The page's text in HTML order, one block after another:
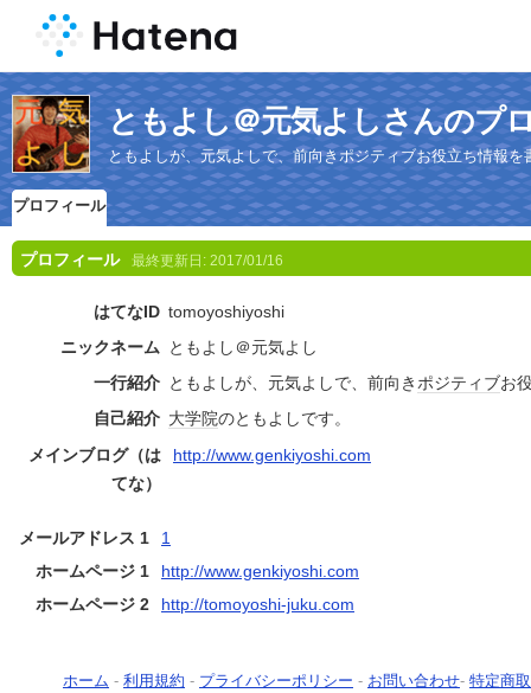
ともよし＠元気よしさんのプ
ともよしが、元気よしで、前向きポジティブお役立ち情報を
プロフィール
プロフィール 最終更新日: 2017/01/16
はてなID tomoyoshiyoshi
ニックネーム ともよし＠元気よし
一行紹介 ともよしが、元気よしで、前向きポジティブお
自己紹介 大学院のともよしです。
メインブログ（は
てな）
http://www.genkiyoshi.com
メールアドレス 1
1
ホームページ 1
http://www.genkiyoshi.com
ホームページ 2
http://tomoyoshi-juku.com
ホーム - 利用規約 - プライバシーポリシー - お問い合わせ- 特定商